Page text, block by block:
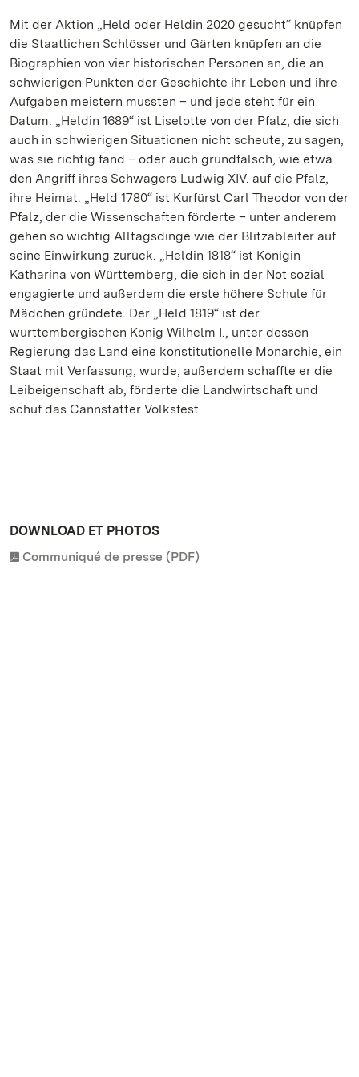
Mit der Aktion „Held oder Heldin 2020 gesucht“ knüpfen
die Staatlichen Schlösser und Gärten knüpfen an die
Biographien von vier historischen Personen an, die an
schwierigen Punkten der Geschichte ihr Leben und ihre
Aufgaben meistern mussten – und jede steht für ein
Datum. „Heldin 1689“ ist Liselotte von der Pfalz, die sich
auch in schwierigen Situationen nicht scheute, zu sagen,
was sie richtig fand – oder auch grundfalsch, wie etwa
den Angriff ihres Schwagers Ludwig XIV. auf die Pfalz,
ihre Heimat. „Held 1780“ ist Kurfürst Carl Theodor von der
Pfalz, der die Wissenschaften förderte – unter anderem
gehen so wichtig Alltagsdinge wie der Blitzableiter auf
seine Einwirkung zurück. „Heldin 1818“ ist Königin
Katharina von Württemberg, die sich in der Not sozial
engagierte und außerdem die erste höhere Schule für
Mädchen gründete. Der „Held 1819“ ist der
württembergischen König Wilhelm I., unter dessen
Regierung das Land eine konstitutionelle Monarchie, ein
Staat mit Verfassung, wurde, außerdem schaffte er die
Leibeigenschaft ab, förderte die Landwirtschaft und
schuf das Cannstatter Volksfest.
DOWNLOAD ET PHOTOS
Communiqué de presse (PDF)